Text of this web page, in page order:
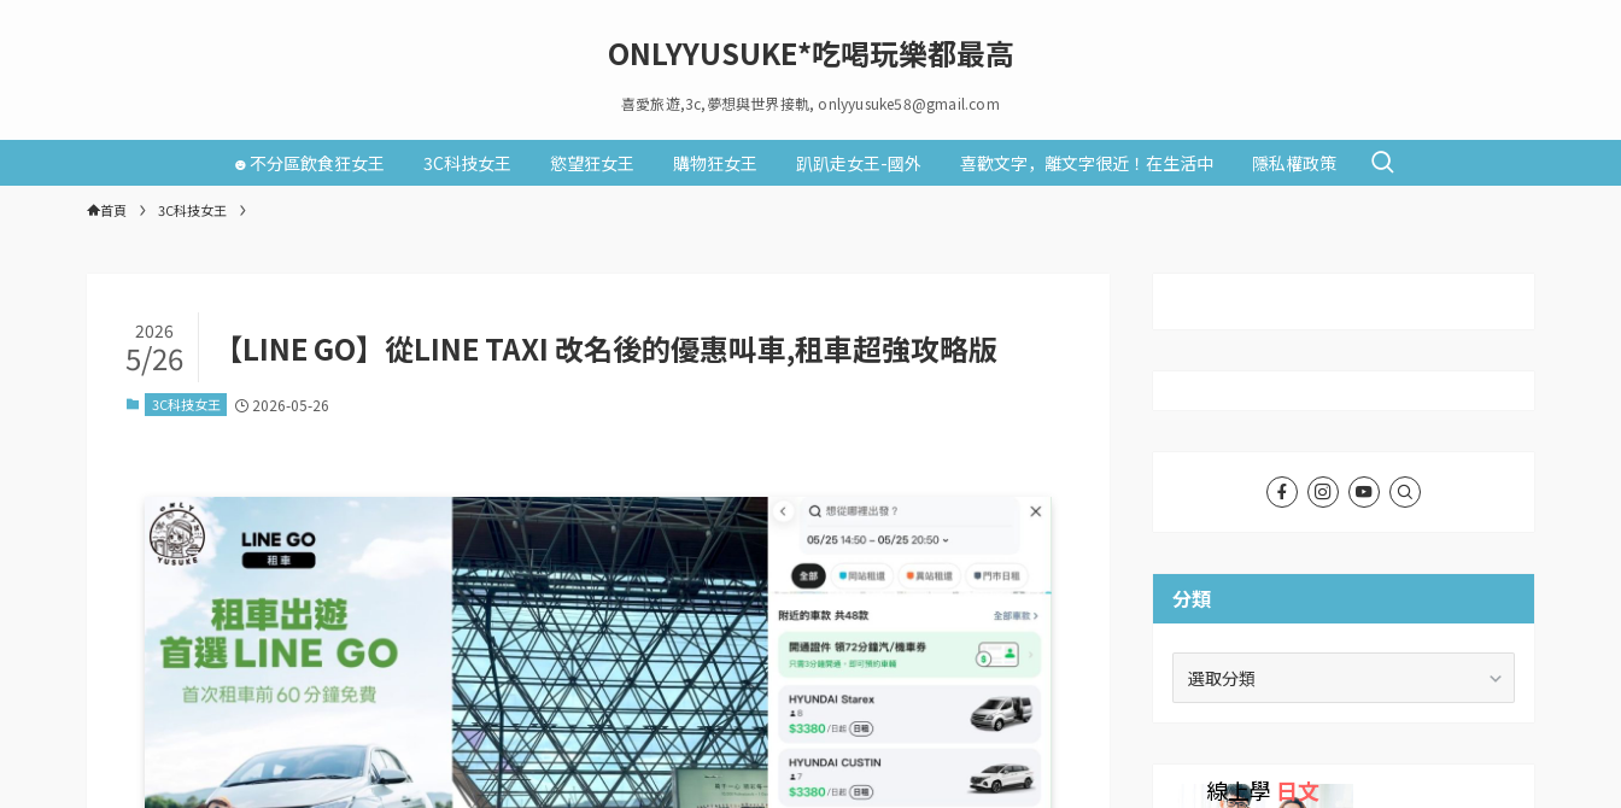
ONLYYUSUKE*吃喝玩樂都最高
喜愛旅遊,3c,夢想與世界接軌, onlyyusuke58@gmail.com
☻不分區飲食狂女王 3C科技女王 慾望狂女王 購物狂女王 趴趴走女王-國外 喜歡文字，離文字很近！在生活中 隱私權政策
首頁 3C科技女王
【LINE GO】從LINE TAXI 改名後的優惠叫車,租車超強攻略版
2026
5/26
3C科技女王 2026-05-26
分類
線上學 日文